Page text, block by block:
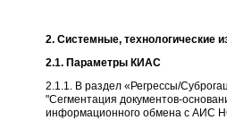
2. Системные, технологические
2.1. Параметры КИАС
2.1.1. В раздел «Регрессы/
"Сегментация документов-
информационного обмена с АИС